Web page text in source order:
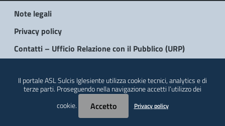
Note legali
Privacy policy
Contatti – Ufficio Relazione con il Pubblico (URP)
Il portale ASL Sulcis Iglesiente utilizza cookie tecnici, analytics e di
terze parti. Proseguendo nella navigazione accetti l’utilizzo dei
cookie.
Accetto Privacy policy